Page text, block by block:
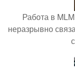
Работа в
неразрывно